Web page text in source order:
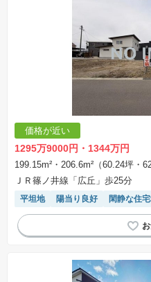
価格が近い
1295万9000円・1344万円
199.15m²・206.6m²（60.24坪・
ＪＲ篠ノ井線「広丘」歩25分
平坦地 陽当り良好 閑静な住